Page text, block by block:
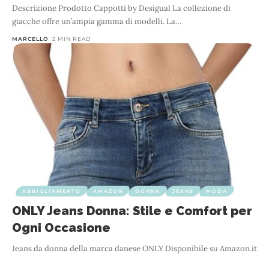
Descrizione Prodotto Cappotti by Desigual La collezione di
giacche offre un’ampia gamma di modelli. La…
MARCELLO 2 MIN READ
ABBIGLIAMENTO AMAZON DONNA JEANS MODA
ONLY Jeans Donna: Stile e Comfort per
Ogni Occasione
Jeans da donna della marca danese ONLY Disponibile su Amazon.it